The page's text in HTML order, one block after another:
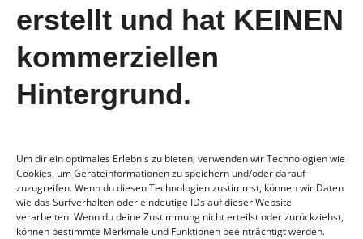
erstellt und hat KEINEN
kommerziellen
Hintergrund.
Um dir ein optimales Erlebnis zu bieten, verwenden wir Technologien wie
Cookies, um Geräteinformationen zu speichern und/oder darauf
zuzugreifen. Wenn du diesen Technologien zustimmst, können wir Daten
wie das Surfverhalten oder eindeutige IDs auf dieser Website
verarbeiten. Wenn du deine Zustimmung nicht erteilst oder zurückziehst,
können bestimmte Merkmale und Funktionen beeinträchtigt werden.
Juli 2023
Juni 2023
April 2023